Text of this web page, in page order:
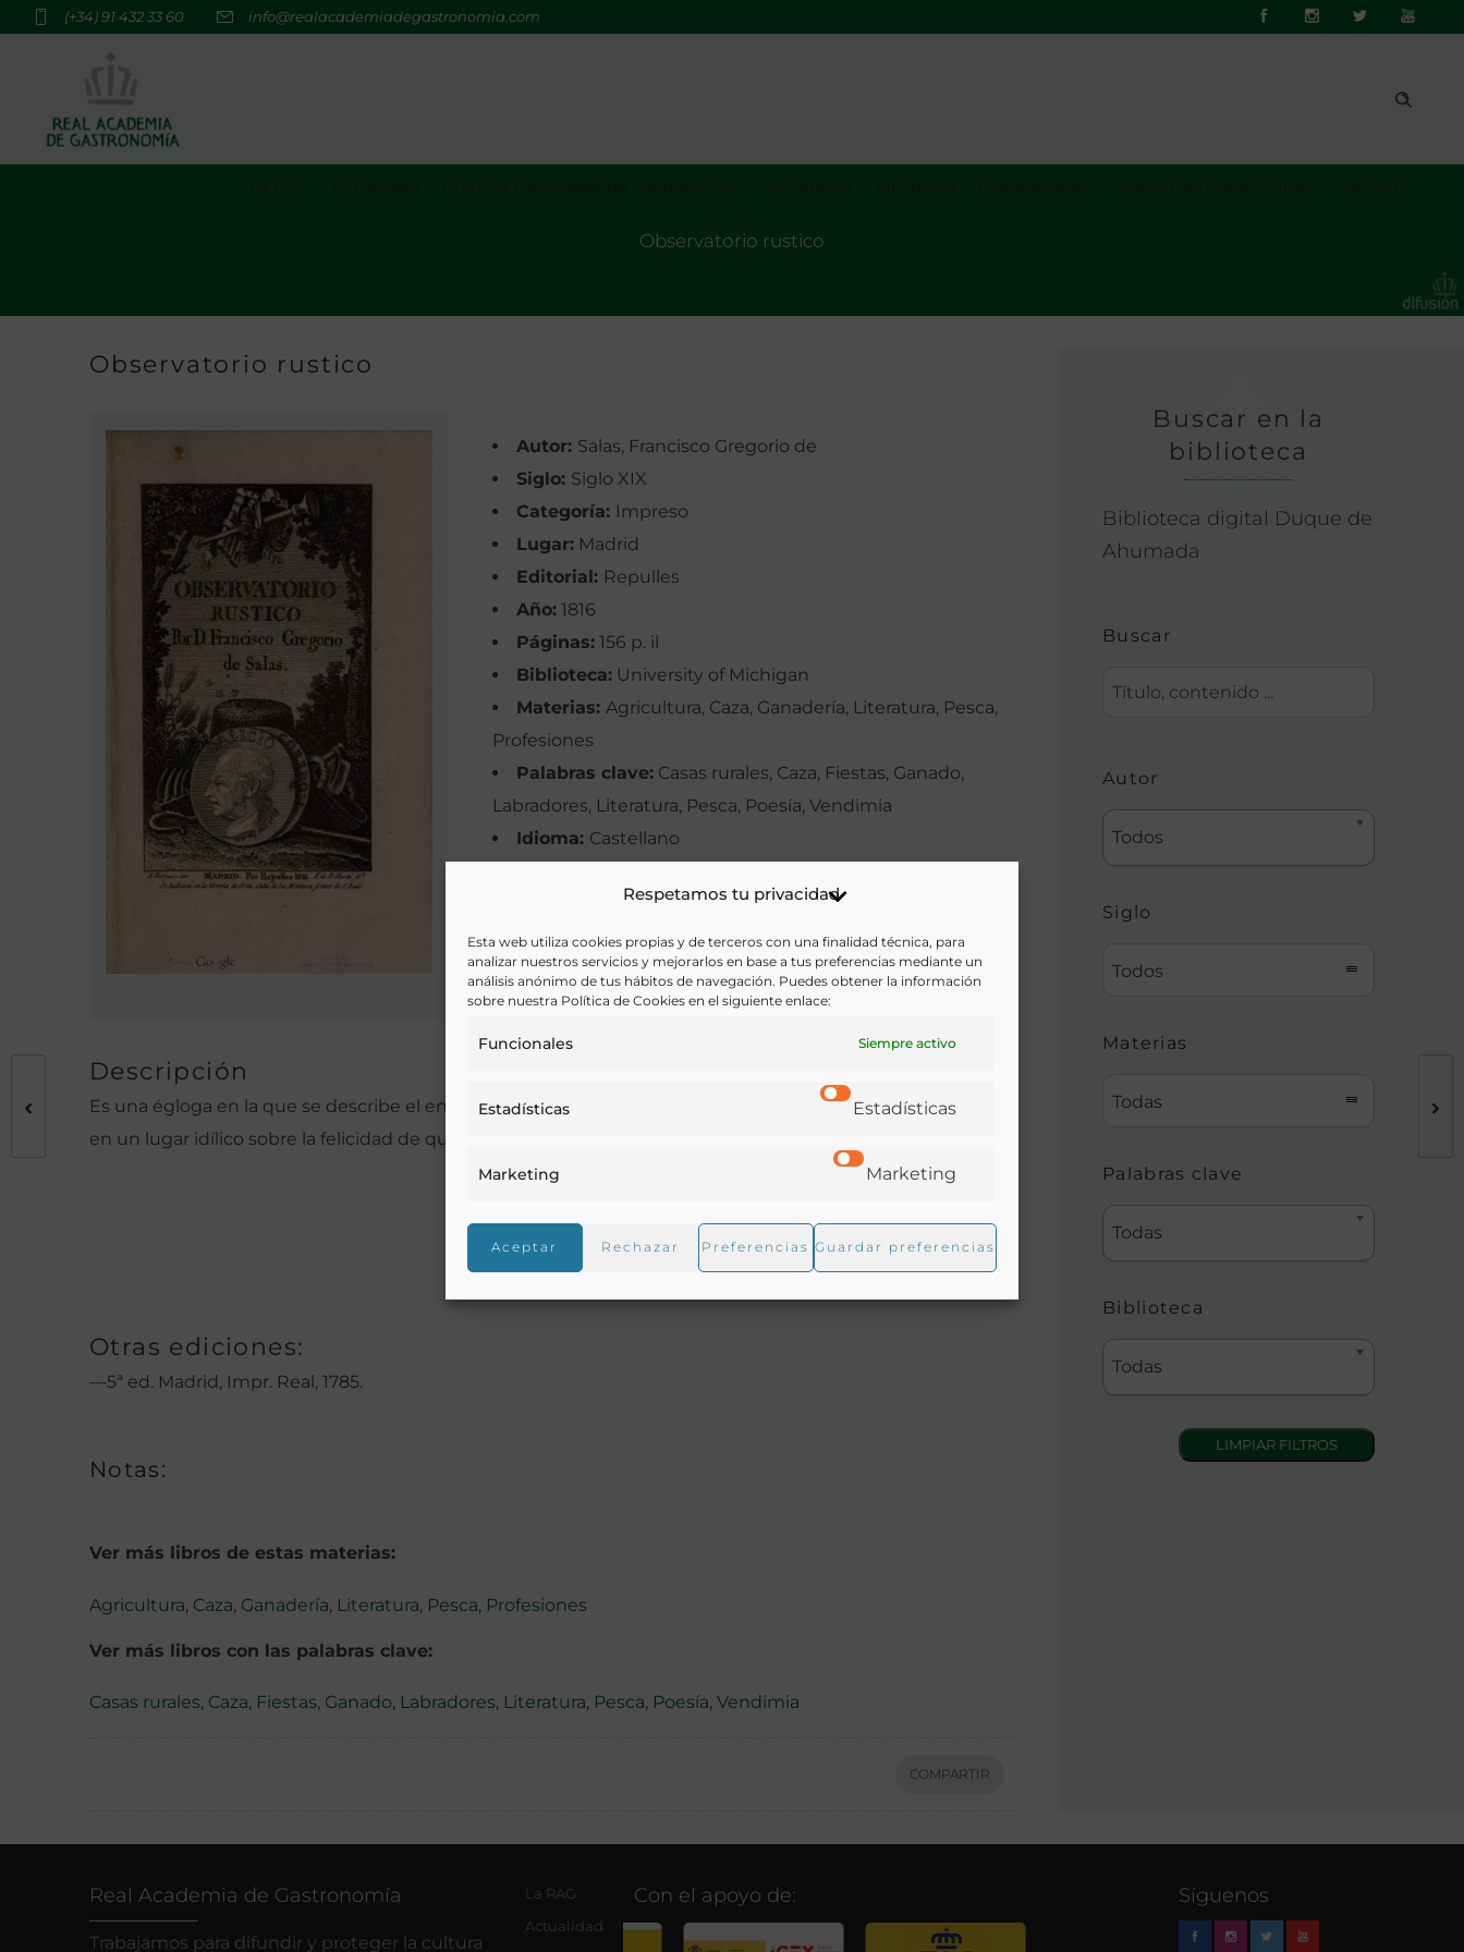
Respetamos tu privacidad
Esta web utiliza cookies propias y de terceros con una finalidad técnica, para
analizar nuestros servicios y mejorarlos en base a tus preferencias mediante un
análisis anónimo de tus hábitos de navegación. Puedes obtener la información
sobre nuestra Política de Cookies en el siguiente enlace:
Funcionales Siempre activo
Estadísticas Estadísticas
Marketing Marketing
Aceptar Rechazar Preferencias Guardar preferencias
(+34) 91 432 33 60 info@realacademiadegastronomia.com
Observatorio rustico
Observatorio rustico
Autor: Salas, Francisco Gregorio de
Siglo: Siglo XIX
Categoría: Impreso
Lugar: Madrid
Editorial: Repulles
Año: 1816
Páginas: 156 p. il
Biblioteca: University of Michigan
Materias: Agricultura, Caza, Ganadería, Literatura, Pesca,
Profesiones
Palabras clave: Casas rurales, Caza, Fiestas, Ganado,
Labradores, Literatura, Pesca, Poesía, Vendimia
Idioma: Castellano
Ir a versión electrónica
Descripción
Es una égloga en la que se describe el encuentro entre los ricos labradores, ya ancianos, y su conversación
en un lugar idílico sobre la felicidad de que disfrutan.
Otras ediciones:
—5ª ed. Madrid, Impr. Real, 1785.
Notas:
Ver más libros de estas materias:
Agricultura, Caza, Ganadería, Literatura, Pesca, Profesiones
Ver más libros con las palabras clave:
Casas rurales, Caza, Fiestas, Ganado, Labradores, Literatura, Pesca, Poesía, Vendimia
COMPARTIR
Buscar en la
biblioteca
Biblioteca digital Duque de
Ahumada
Buscar
Autor
Todos
Siglo
Todos
Materias
Todas
Palabras clave
Todas
Biblioteca
Todas
Real Academia de Gastronomía
Trabajamos para difundir y proteger la cultura
La RAG
Actualidad
Con el apoyo de: Síguenos